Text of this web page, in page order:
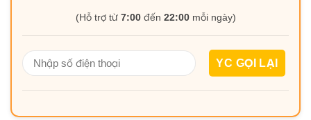
(Hỗ trợ từ 7:00đến 22:00mỗi ngày)